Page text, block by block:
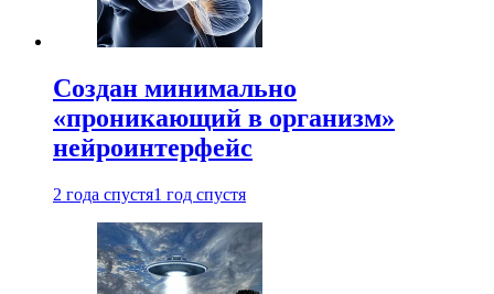
Создан минимально
«проникающий в организм»
нейроинтерфейс
2 года спустя1 год спустя